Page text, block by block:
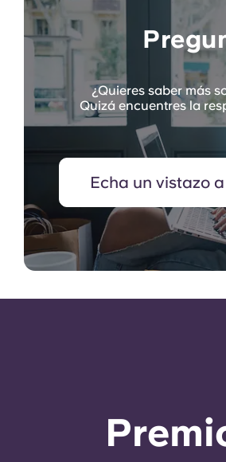
¿Quieres saber más
Quizá encuentres la
Echa un vistazo